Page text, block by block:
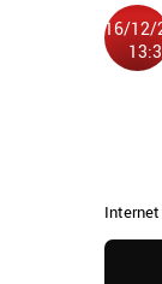
16/12/
Internet